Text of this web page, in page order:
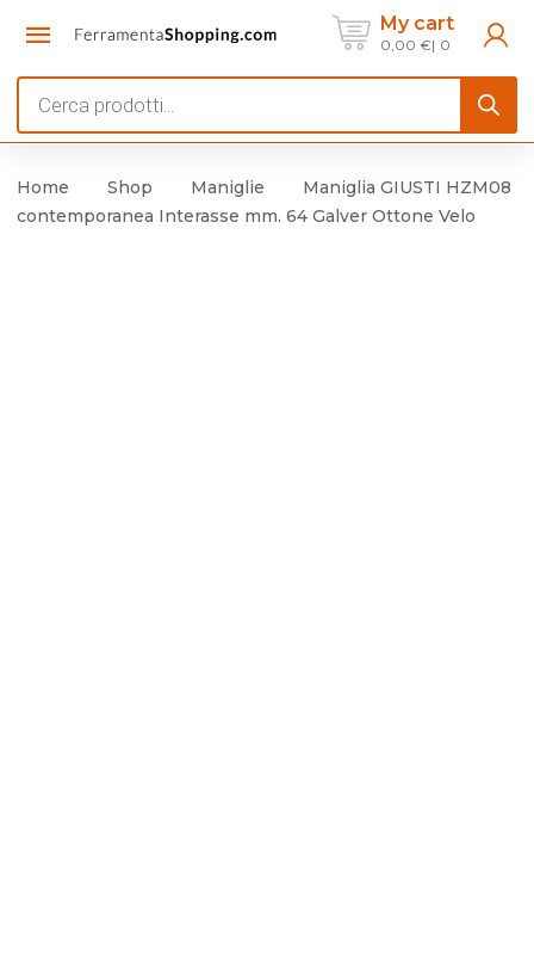
My cart
0,00 € 0
search
Home Shop Maniglie
Maniglia GIUSTI HZM08
contemporanea Interasse mm. 64 Galver Ottone Velo